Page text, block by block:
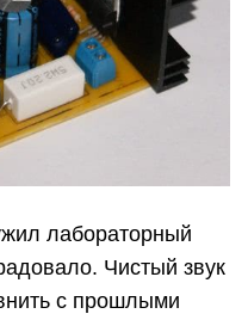
лабораторный
Чистый звук
с прошлыми